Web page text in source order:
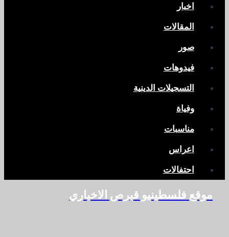
اخبار
المقالات
صور
فيدوهات
التسجيلات الدينية
وفياة
مناسبات
اعراس
احتفالات
موقع فلسطينيو قبرص الاخباري